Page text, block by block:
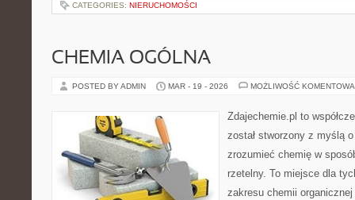
CATEGORIES: NIERUCHOMOŚCI
CHEMIA OGÓLNA
POSTED BY ADMIN MAR - 19 - 2026 MOŻLIWOŚĆ
Zdajechemie.pl to
został stworzony z myślą
zrozumieć chemię w
rzetelny. To miejsce dla
zakresu chemii